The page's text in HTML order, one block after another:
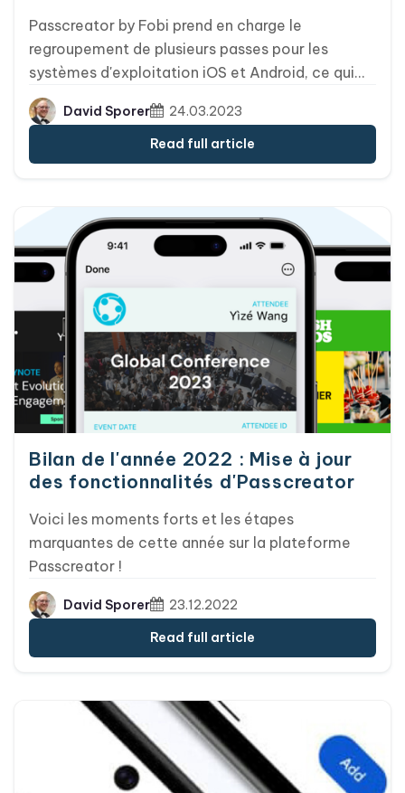
Passcreator by Fobi prend en charge le
regroupement de plusieurs passes pour les
systèmes d'exploitation iOS et Android, ce qui
vous permet de distribuer jusqu'à 10 passes de
portefeuille en un seul téléchargement.
David Sporer
24.03.2023
Read full article
Bilan de l'année 2022 : Mise à jour
des fonctionnalités d'Passcreator
Voici les moments forts et les étapes
marquantes de cette année sur la plateforme
Passcreator !
David Sporer
23.12.2022
Read full article